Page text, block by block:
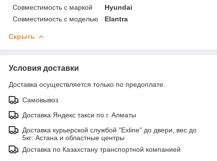
Совместимость с маркой
Hyundai
Совместимость с моделью
Elantra
Скрыть
Условия доставки
Доставка осуществляется только по предоплате.
Самовывоз
Доставка Яндекс такси по г. Алматы
Доставка курьерской службой "Exline" до двери, вес до
5кг: Астана и областные центры
Доставка по Казахстану транспортной компанией